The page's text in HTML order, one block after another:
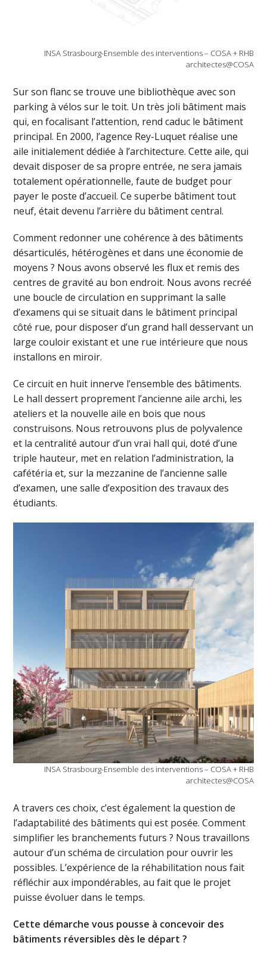
INSA Strasbourg-Ensemble des interventions – COSA + RHB
architectes@COSA
Sur son flanc se trouve une bibliothèque avec son
parking à vélos sur le toit. Un très joli bâtiment mais
qui, en focalisant l’attention, rend caduc le bâtiment
principal. En 2000, l’agence Rey-Luquet réalise une
aile initialement dédiée à l’architecture. Cette aile, qui
devait disposer de sa propre entrée, ne sera jamais
totalement opérationnelle, faute de budget pour
payer le poste d’accueil. Ce superbe bâtiment tout
neuf, était devenu l’arrière du bâtiment central.
Comment redonner une cohérence à des bâtiments
désarticulés, hétérogènes et dans une économie de
moyens ? Nous avons observé les flux et remis des
centres de gravité au bon endroit. Nous avons recréé
une boucle de circulation en supprimant la salle
d’examens qui se situait dans le bâtiment principal
côté rue, pour disposer d’un grand hall desservant un
large couloir existant et une rue intérieure que nous
installons en miroir.
Ce circuit en huit innerve l’ensemble des bâtiments.
Le hall dessert proprement l’ancienne aile archi, les
ateliers et la nouvelle aile en bois que nous
construisons. Nous retrouvons plus de polyvalence
et la centralité autour d’un vrai hall qui, doté d’une
triple hauteur, met en relation l’administration, la
cafétéria et, sur la mezzanine de l’ancienne salle
d’examen, une salle d’exposition des travaux des
étudiants.
INSA Strasbourg-Ensemble des interventions – COSA + RHB
architectes@COSA
A travers ces choix, c’est également la question de
l’adaptabilité des bâtiments qui est posée. Comment
simplifier les branchements futurs ? Nous travaillons
autour d’un schéma de circulation pour ouvrir les
possibles. L’expérience de la réhabilitation nous fait
réfléchir aux impondérables, au fait que le projet
puisse évoluer dans le temps.
Cette démarche vous pousse à concevoir des
bâtiments réversibles dès le départ ?